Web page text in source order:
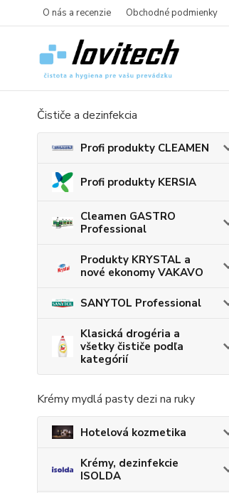
O nás a recenzie Obchodné podmienky
Čističe a dezinfekcia
Profi produkty CLEAMEN
Profi produkty KERSIA
Cleamen GASTRO
Professional
Produkty KRYSTAL a
nové ekonomy VAKAVO
SANYTOL Professional
Klasická drogéria a
všetky čističe podľa
kategórií
Krémy mydlá pasty dezi na ruky
Hotelová kozmetika
Krémy, dezinfekcie
ISOLDA